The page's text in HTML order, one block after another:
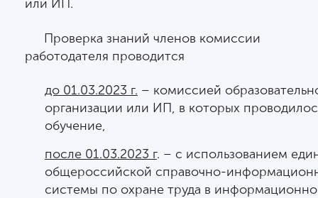
или ИП.
Проверка знаний членов комиссии
работодателя проводится
до 01.03.2023 г. – комиссией
организации или ИП, в которых
обучение,
после 01.03.2023 г. – с использованием
общероссийской справочно-
системы по охране труда в